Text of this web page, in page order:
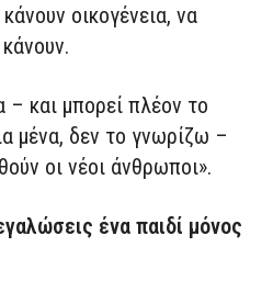
οικογένεια, να
και μπορεί πλέον το
μένα, δεν το γνωρίζω –
οι νέοι άνθρωποι».
ένα παιδί μόνος